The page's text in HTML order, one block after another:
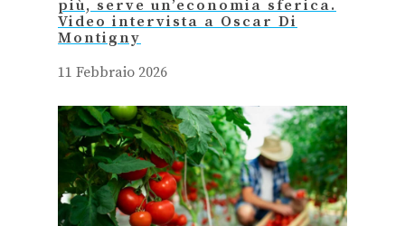
più, serve un’economia sferica.
Video intervista a Oscar Di
Montigny
11 Febbraio 2026